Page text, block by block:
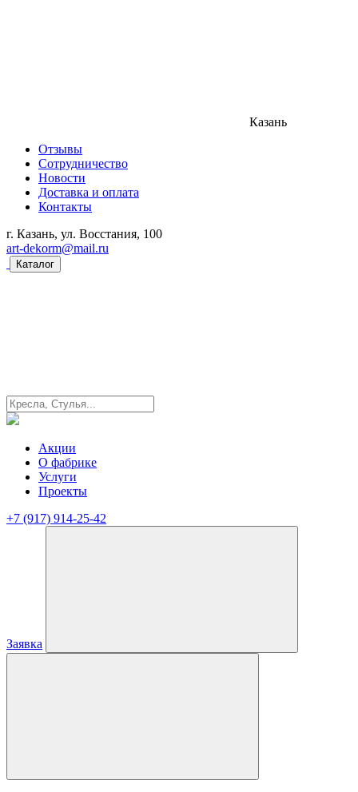
Казань
Отзывы
Сотрудничество
Новости
Доставка и оплата
Контакты
г. Казань, ул. Восстания, 100
art-dekorm@mail.ru
Каталог
Акции
О фабрике
Услуги
Проекты
+7 (917) 914-25-42
Заявка